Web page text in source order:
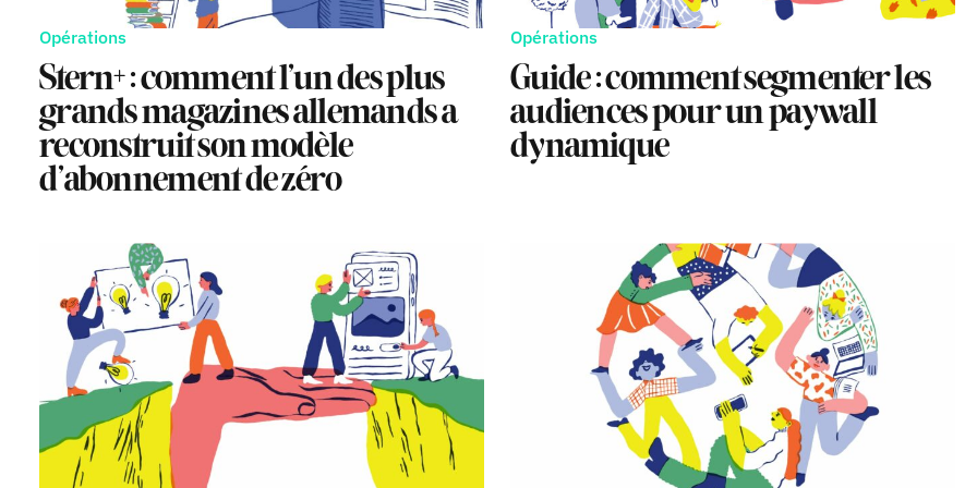
Opérations
Stern+ : comment l’un des plus
grands magazines allemands a
reconstruit son modèle
d’abonnement de zéro
Opérations
Guide : comment segmenter les
audiences pour un paywall
dynamique